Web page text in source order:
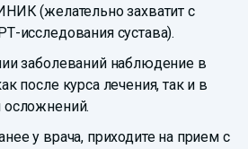
(желательно захватит с
исследования сустава).
заболеваний наблюдение в
после курса лечения, так и в
осложнений.
у врача, приходите на прием с